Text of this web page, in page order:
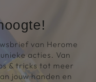
van Herome
acties. Van
& tricks tot meer
jouw handen en